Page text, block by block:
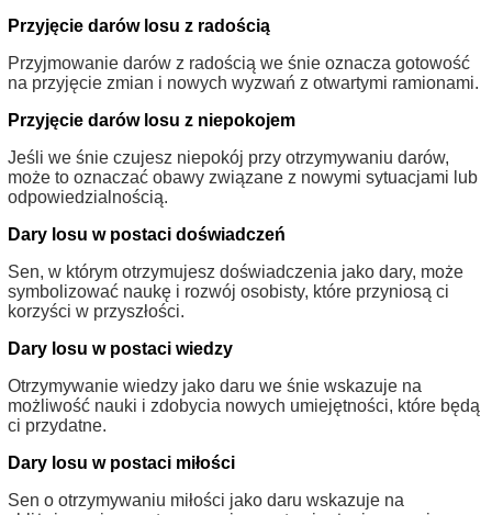
Przyjęcie darów losu z radością
Przyjmowanie darów z radością we śnie oznacza gotowość
na przyjęcie zmian i nowych wyzwań z otwartymi ramionami.
Przyjęcie darów losu z niepokojem
Jeśli we śnie czujesz niepokój przy otrzymywaniu darów,
może to oznaczać obawy związane z nowymi sytuacjami lub
odpowiedzialnością.
Dary losu w postaci doświadczeń
Sen, w którym otrzymujesz doświadczenia jako dary, może
symbolizować naukę i rozwój osobisty, które przyniosą ci
korzyści w przyszłości.
Dary losu w postaci wiedzy
Otrzymywanie wiedzy jako daru we śnie wskazuje na
możliwość nauki i zdobycia nowych umiejętności, które będą
ci przydatne.
Dary losu w postaci miłości
Sen o otrzymywaniu miłości jako daru wskazuje na